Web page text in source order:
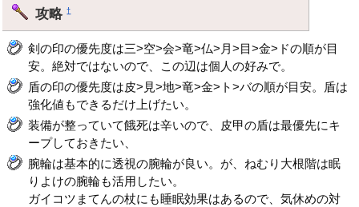
攻略†
剣の印の優先度は三>空>会>竜>仏>月>目>金>ドの順が目
安。絶対ではないので、この辺は個人の好みで。
盾の印の優先度は皮>見>地>竜>金>ト>バの順が目安。盾は
強化値もできるだけ上げたい。
装備が整っていて餓死は辛いので、皮甲の盾は最優先にキ
ープしておきたい、
腕輪は基本的に透視の腕輪が良い。が、ねむり大根階は眠
りよけの腕輪も活用したい。
ガイコツまてんの杖にも睡眠効果はあるので、気休めの対